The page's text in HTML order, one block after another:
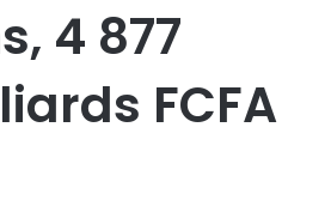
4 877
FCFA